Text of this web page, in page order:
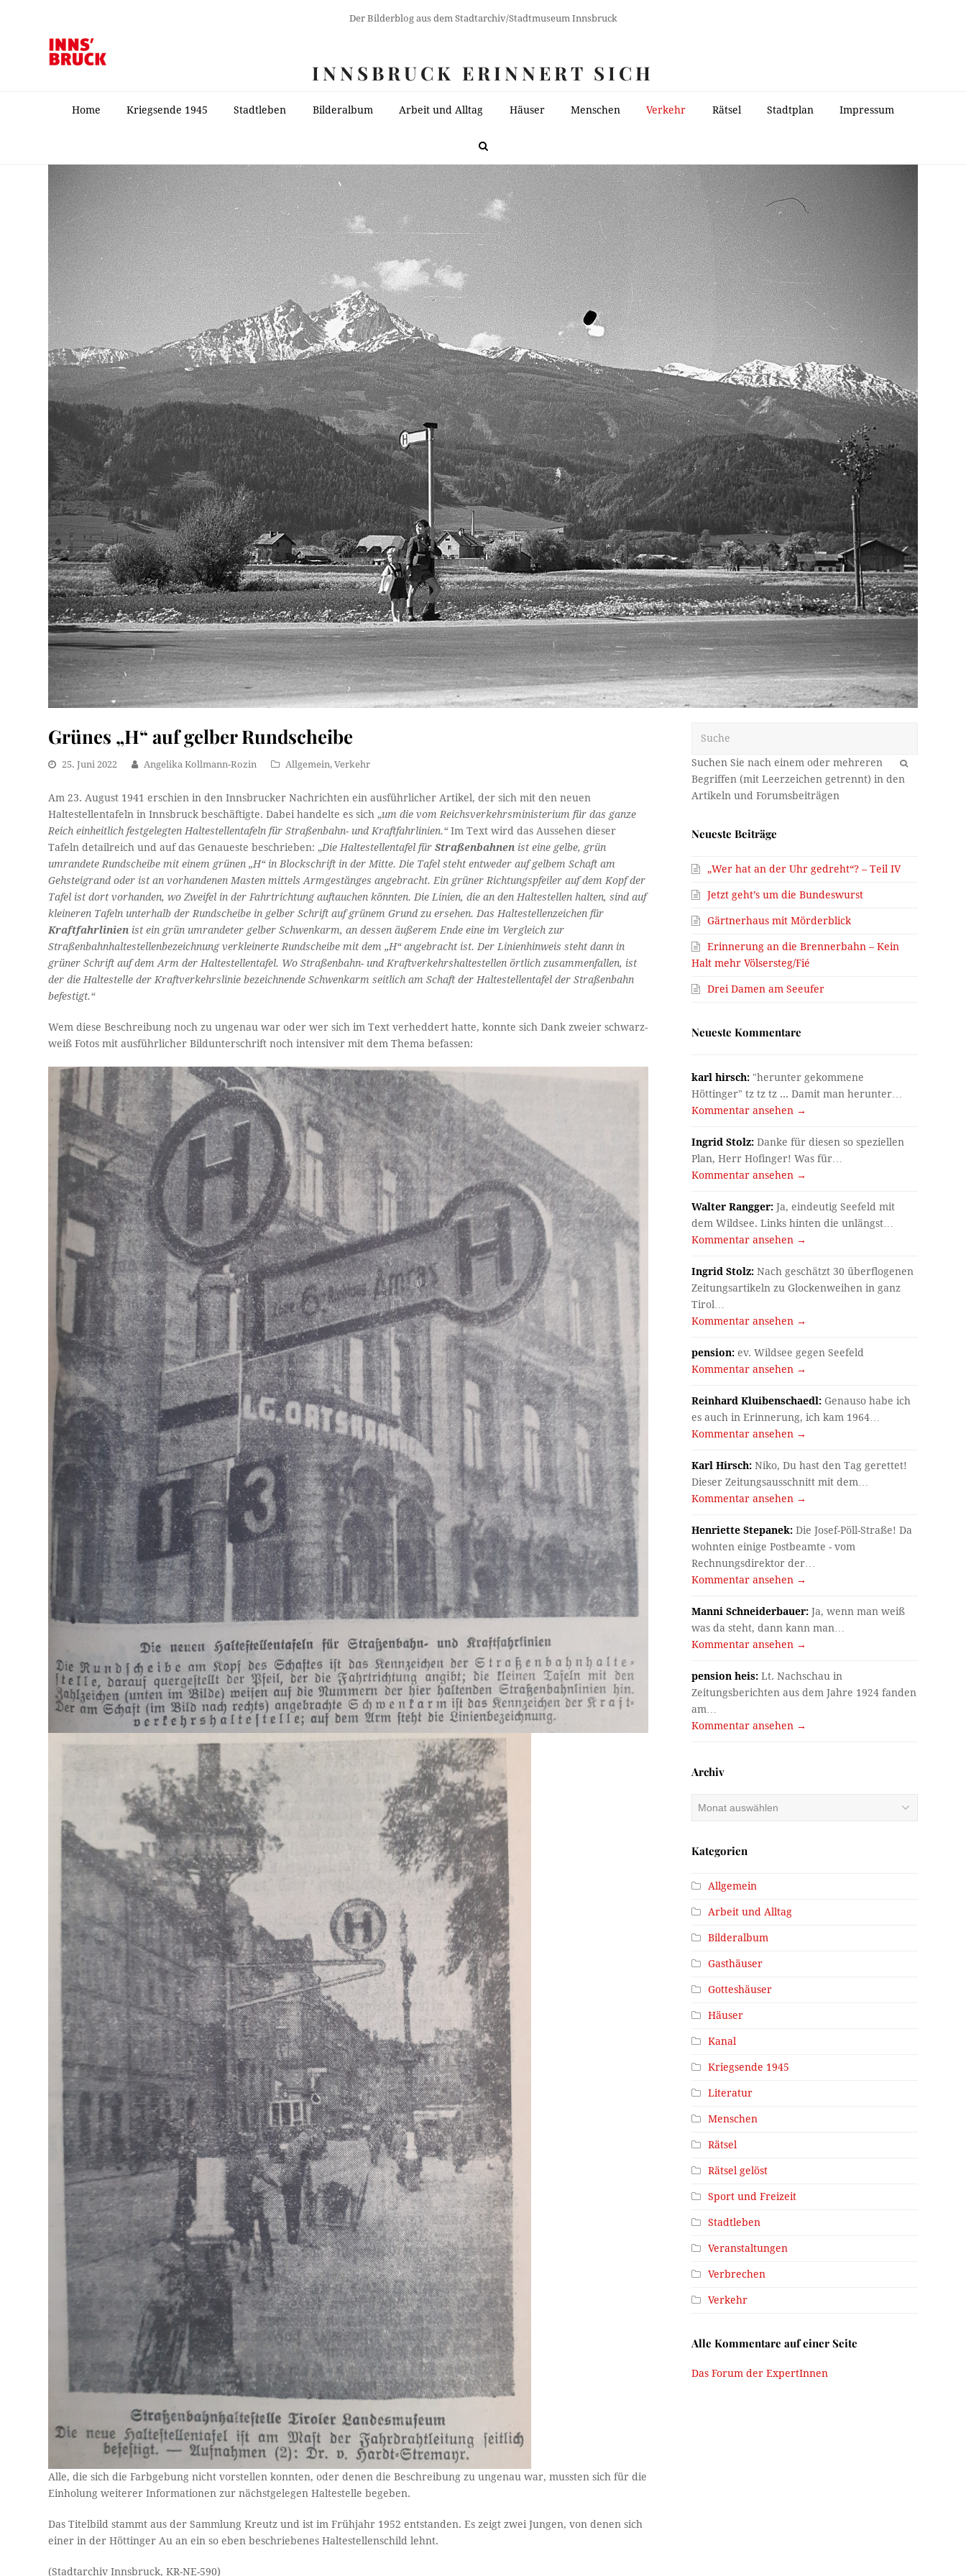
Der Bilderblog aus dem Stadtarchiv/Stadtmuseum Innsbruck
INNSBRUCK ERINNERT SICH
Home Kriegsende 1945 Stadtleben Bilderalbum Arbeit und Alltag Häuser Menschen Verkehr Rätsel Stadtplan Impressum
Grünes „H“ auf gelber Rundscheibe
25. Juni 2022 Angelika Kollmann-Rozin Allgemein,Verkehr
Am 23. August 1941 erschien in den Innsbrucker Nachrichten ein ausführlicher Artikel, der sich mit den neuen
Haltestellentafeln in Innsbruck beschäftigte. Dabei handelte es sich „um die vom Reichsverkehrsministerium für das ganze
Reich einheitlich festgelegten Haltestellentafeln für Straßenbahn- und Kraftfahrlinien.“Im Text wird das Aussehen dieser
Tafeln detailreich und auf das Genaueste beschrieben: „Die Haltestellentafel fürStraßenbahnen ist eine gelbe, grün
umrandete Rundscheibe mit einem grünen „H“ in Blockschrift in der Mitte. Die Tafel steht entweder auf gelbem Schaft am
Gehsteigrand oder ist an vorhandenen Masten mittels Armgestänges angebracht. Ein grüner Richtungspfeiler auf dem Kopf der
Tafel ist dort vorhanden, wo Zweifel in der Fahrtrichtung auftauchen könnten. Die Linien, die an den Haltestellen halten, sind auf
kleineren Tafeln unterhalb der Rundscheibe in gelber Schrift auf grünem Grund zu ersehen. Das Haltestellenzeichen für
Kraftfahrlinien ist ein grün umrandeter gelber Schwenkarm, an dessen äußerem Ende eine im Vergleich zur
Straßenbahnhaltestellenbezeichnung verkleinerte Rundscheibe mit dem „H“ angebracht ist. Der Linienhinweis steht dann in
grüner Schrift auf dem Arm der Haltestellentafel. Wo Straßenbahn- und Kraftverkehrshaltestellen örtlich zusammenfallen, ist
der die Haltestelle der Kraftverkehrslinie bezeichnende Schwenkarm seitlich am Schaft der Haltestellentafel der Straßenbahn
befestigt.“
Wem diese Beschreibung noch zu ungenau war oder wer sich im Text verheddert hatte, konnte sich Dank zweier schwarz-
weiß Fotos mit ausführlicher Bildunterschrift noch intensiver mit dem Thema befassen:
Alle, die sich die Farbgebung nicht vorstellen konnten, oder denen die Beschreibung zu ungenau war, mussten sich für die
Einholung weiterer Informationen zur nächstgelegen Haltestelle begeben.
Das Titelbild stammt aus der Sammlung Kreutz und ist im Frühjahr 1952 entstanden. Es zeigt zwei Jungen, von denen sich
einer in der Höttinger Au an ein so eben beschriebenes Haltestellenschild lehnt.
(Stadtarchiv Innsbruck, KR-NE-590)
OK
Neueste Beiträge
„Wer hat an der Uhr gedreht“? – Teil IV
Jetzt geht’s um die Bundeswurst
Gärtnerhaus mit Mörderblick
Erinnerung an die Brennerbahn – Kein
Halt mehr Völsersteg/Fié
Drei Damen am Seeufer
Neueste Kommentare
karl hirsch: "herunter gekommene
Höttinger" tz tz tz ... Damit man herunter…
Kommentar ansehen →
Ingrid Stolz: Danke für diesen so speziellen
Plan, Herr Hofinger! Was für…
Kommentar ansehen →
Walter Rangger: Ja, eindeutig Seefeld mit
dem Wildsee. Links hinten die unlängst…
Kommentar ansehen →
Ingrid Stolz: Nach geschätzt 30 überflogenen
Zeitungsartikeln zu Glockenweihen in ganz
Tirol…
Kommentar ansehen →
pension: ev. Wildsee gegen Seefeld
Kommentar ansehen →
Reinhard Kluibenschaedl: Genauso habe ich
es auch in Erinnerung, ich kam 1964…
Kommentar ansehen →
Karl Hirsch: Niko, Du hast den Tag gerettet!
Dieser Zeitungsausschnitt mit dem…
Kommentar ansehen →
Henriette Stepanek: Die Josef-Pöll-Straße! Da
wohnten einige Postbeamte - vom
Rechnungsdirektor der…
Kommentar ansehen →
Manni Schneiderbauer: Ja, wenn man weiß
was da steht, dann kann man…
Kommentar ansehen →
pension heis: Lt. Nachschau in
Zeitungsberichten aus dem Jahre 1924 fanden
am…
Kommentar ansehen →
Archiv
Kategorien
Allgemein
Arbeit und Alltag
Bilderalbum
Gasthäuser
Gotteshäuser
Häuser
Kanal
Kriegsende 1945
Literatur
Menschen
Rätsel
Rätsel gelöst
Sport und Freizeit
Stadtleben
Veranstaltungen
Verbrechen
Verkehr
Alle Kommentare auf einer Seite
Das Forum der ExpertInnen